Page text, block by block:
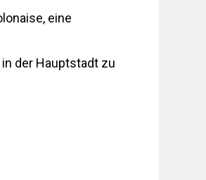
eine
der Hauptstadt zu